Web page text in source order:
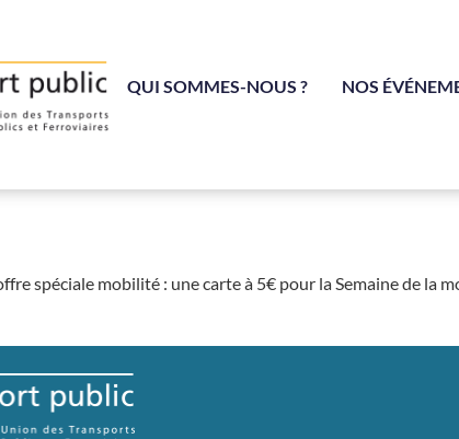
QUI SOMMES-NOUS ? NOS
spéciale mobilité : une carte à 5€ pour la Semaine de la